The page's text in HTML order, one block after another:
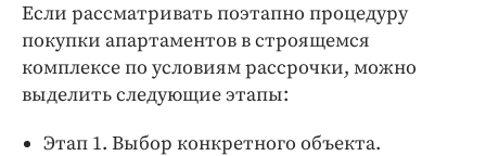
Если рассматривать поэтапно процедуру
покупки апартаментов в строящемся
комплексе по условиям рассрочки, можно
выделить следующие этапы:
Этап 1. Выбор конкретного объекта.